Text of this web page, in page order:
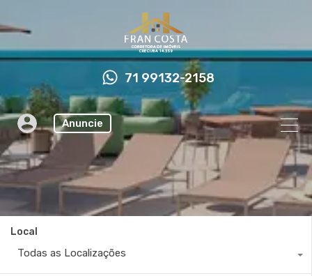
71 99132-2158
Anuncie
Local
Todas as Localizações